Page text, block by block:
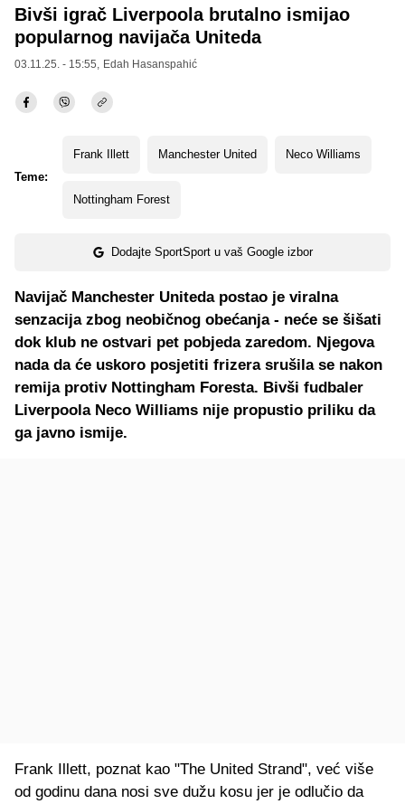
Bivši igrač Liverpoola brutalno ismijao
popularnog navijača Uniteda
03.11.25. - 15:55, Edah Hasanspahić
Teme:
Frank Illett Manchester United Neco Williams
Nottingham Forest
Dodajte SportSport u vaš Google izbor
Navijač Manchester Uniteda postao je viralna
senzacija zbog neobičnog obećanja - neće se šišati
dok klub ne ostvari pet pobjeda zaredom. Njegova
nada da će uskoro posjetiti frizera srušila se nakon
remija protiv Nottingham Foresta. Bivši fudbaler
Liverpoola Neco Williams nije propustio priliku da
ga javno ismije.
Frank Illett, poznat kao "The United Strand", već više
od godinu dana nosi sve dužu kosu jer je odlučio da